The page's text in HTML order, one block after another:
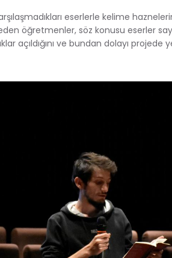
eserlerle kelime
öğretmenler, söz konusu eserler
açıldığını ve bundan dolayı projede